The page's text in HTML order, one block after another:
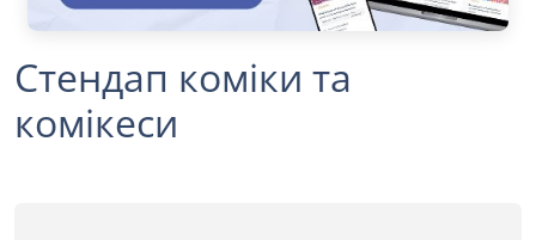
Стендап коміки та
комікеси